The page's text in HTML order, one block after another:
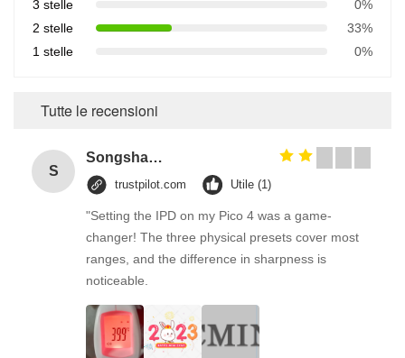
3 stelle
0%
2 stelle
33%
1 stelle
0%
Tutte le recensioni
S
Songshang
trustpilot.com Utile (1)
"Setting the IPD on my Pico 4 was a game-
changer! The three physical presets cover most
ranges, and the difference in sharpness is
noticeable.